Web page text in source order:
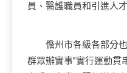
員、醫護職員和引進人
儋州市各級各部分也
群眾辦實事”實行運動貫